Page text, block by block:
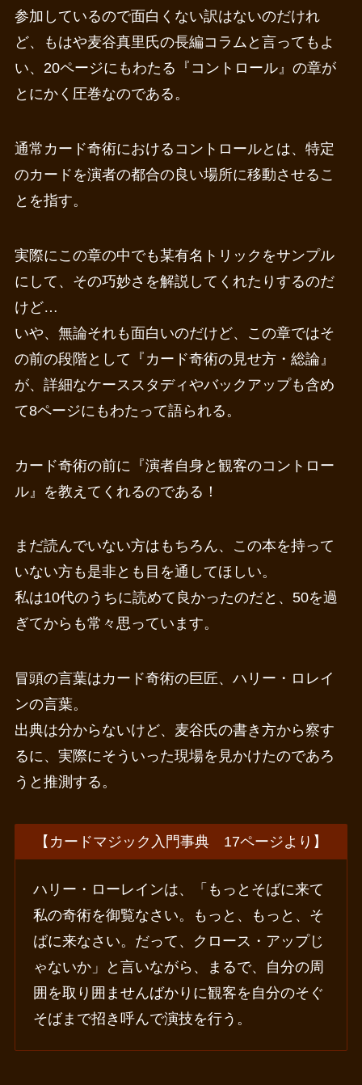
参加しているので面白くない訳はないのだけれ
ど、もはや麦谷真里氏の長編コラムと言ってもよ
い、20ページにもわたる『コントロール』の章が
とにかく圧巻なのである。
通常カード奇術におけるコントロールとは、特定
のカードを演者の都合の良い場所に移動させるこ
とを指す。
実際にこの章の中でも某有名トリックをサンプル
にして、その巧妙さを解説してくれたりするのだ
けど…
いや、無論それも面白いのだけど、この章ではそ
の前の段階として『カード奇術の見せ方・総論』
が、詳細なケーススタディやバックアップも含め
て8ページにもわたって語られる。
カード奇術の前に『演者自身と観客のコントロー
ル』を教えてくれるのである！
まだ読んでいない方はもちろん、この本を持って
いない方も是非とも目を通してほしい。
私は10代のうちに読めて良かったのだと、50を過
ぎてからも常々思っています。
冒頭の言葉はカード奇術の巨匠、ハリー・ロレイ
ンの言葉。
出典は分からないけど、麦谷氏の書き方から察す
るに、実際にそういった現場を見かけたのであろ
うと推測する。
【カードマジック入門事典 17ページより】
ハリー・ローレインは、「もっとそばに来て
私の奇術を御覧なさい。もっと、もっと、そ
ばに来なさい。だって、クロース・アップじ
ゃないか」と言いながら、まるで、自分の周
囲を取り囲ませんばかりに観客を自分のそぐ
そばまで招き呼んで演技を行う。